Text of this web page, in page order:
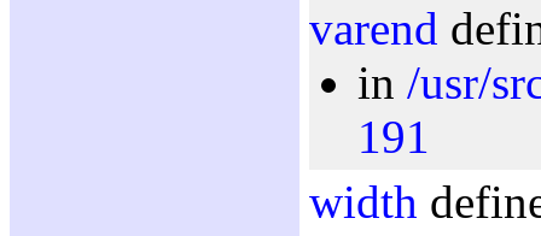
varend
in /usr/
191
width